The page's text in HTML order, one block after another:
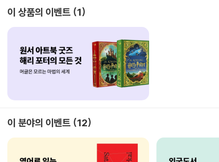
이 상품의 이벤트 1
이 분야의 이벤트 12